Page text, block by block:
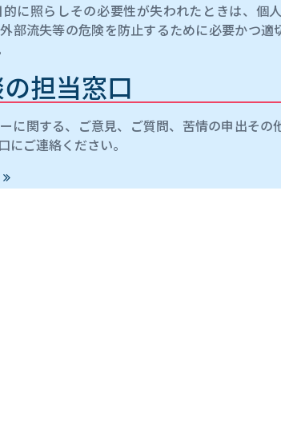
に照らしその必要性が失われたときは、個
部流失等の危険を防止するために必要かつ
担当窓口
に関する、ご意見、ご質問、苦情の申出その
にご連絡ください。